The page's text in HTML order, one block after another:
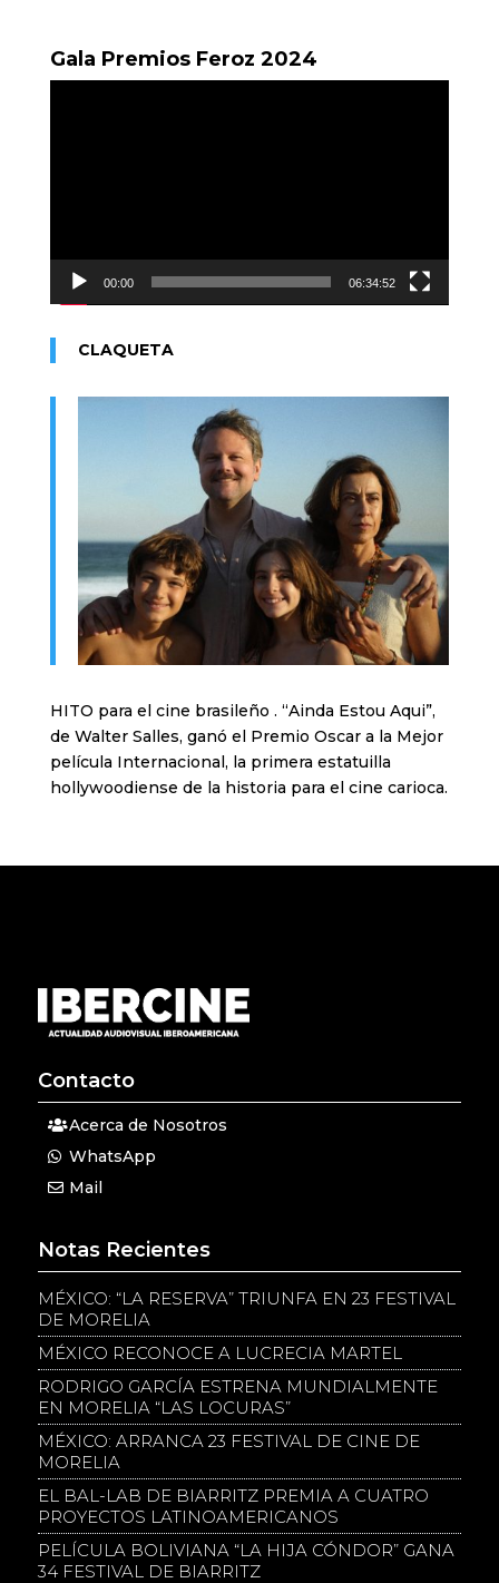
Gala Premios Feroz 2024
00:00 06:34:52
CLAQUETA
HITO para el cine brasileño . “Ainda Estou Aqui”,
de Walter Salles, ganó el Premio Oscar a la Mejor
película Internacional, la primera estatuilla
hollywoodiense de la historia para el cine carioca.
Contacto
Acerca de Nosotros
WhatsApp
Mail
Notas Recientes
MÉXICO: “LA RESERVA” TRIUNFA EN 23 FESTIVAL
DE MORELIA
MÉXICO RECONOCE A LUCRECIA MARTEL
RODRIGO GARCÍA ESTRENA MUNDIALMENTE
EN MORELIA “LAS LOCURAS”
MÉXICO: ARRANCA 23 FESTIVAL DE CINE DE
MORELIA
EL BAL-LAB DE BIARRITZ PREMIA A CUATRO
PROYECTOS LATINOAMERICANOS
PELÍCULA BOLIVIANA “LA HIJA CÓNDOR” GANA
34 FESTIVAL DE BIARRITZ